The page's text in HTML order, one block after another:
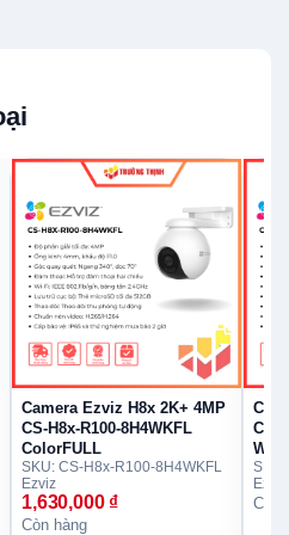
có 3 chế độ nhìn đêm
có 3 chế độ nhìn đêm
sáng 20m luôn bật): ghi
khu vực cần quan sát chi
30m): dùng ICR tự động
khi không có ánh sáng.
thường chạy hồng ngoại,
Camera Ezviz H8x 2K+ 4MP
CS-H8x-R100-8H4WKFL
ColorFULL
SKU: CS-H8x-R100-8H4WKFL
Ezviz
1,630,000 ₫
Còn hàng
CS-
Ezviz
Còn